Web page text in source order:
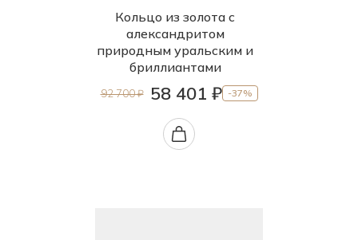
Кольцо из золота с
александритом
природным уральским и
бриллиантами
92 700 ₽ 58 401 ₽ -37%